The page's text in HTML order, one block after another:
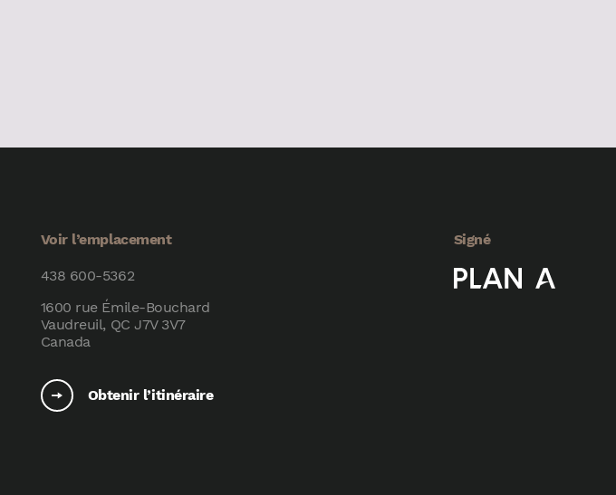
Voir l’emplacement
438 600-5362
1600 rue Émile-Bouchard
Vaudreuil, QC J7V 3V7
Canada
Obtenir l’itinéraire
Signé